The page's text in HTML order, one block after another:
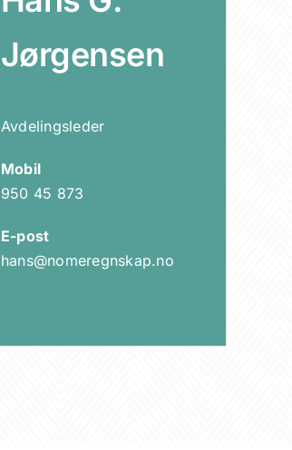
Jørgensen
Avdelingsleder
Mobil
950 45 873
E-post
hans@nomeregnskap.no